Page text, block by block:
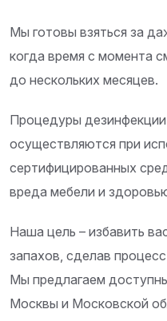
Мы готовы взяться за
когда время с момента
до нескольких месяцев.
Процедуры
осуществляются при
сертифицированных
вреда мебели и
Наша цель – избавить
запахов, сделав
Мы предлагаем
Москвы и Московской